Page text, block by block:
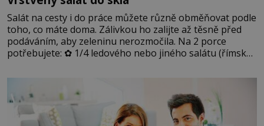
Salát na cesty i do práce můžete různě obměňovat podle
toho, co máte doma. Zálivkou ho zalijte až těsně před
podáváním, aby zeleninu nerozmočila. Na 2 porce
potřebujete: ✿ 1/4 ledového nebo jiného salátu (římský
okurky ✿ 2 rajčata Zálivka: ✿ 4 lžíce olivového oleje ✿ 1
lžíci citronové šťávy ✿ ½ stroužku